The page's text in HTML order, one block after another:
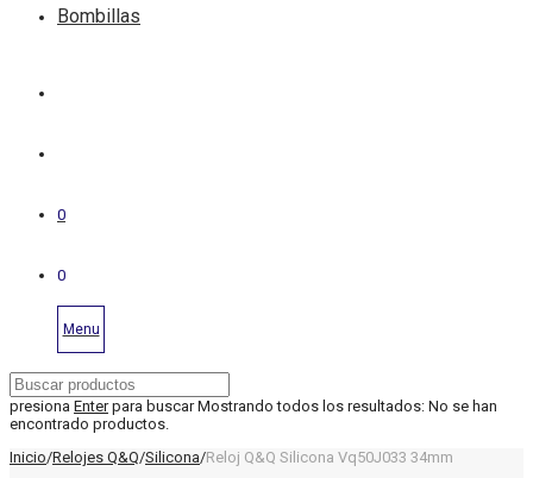
Bombillas
0
0
Menu
presiona Enterpara buscar Mostrando todos los resultados: No se han
encontrado productos.
Inicio/Relojes Q&Q/Silicona/Reloj Q&Q Silicona Vq50J033 34mm